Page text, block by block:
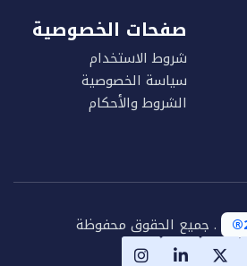
صفحات الخصوصية
شروط الاستخدام
سياسة الخصوصية
الشروط والأحكام
. جميع الحقوق محفوظة


